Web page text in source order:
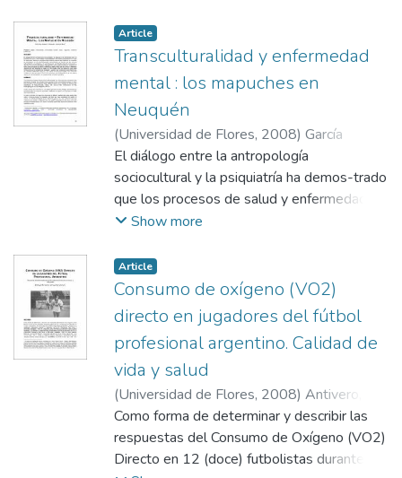
estímulos (stressores) psicológicos o
psicosociales, la exigencia debe ser
significativa para el individuo para que éste
movilice dicha respuesta.
Article
Transculturalidad y enfermedad
mental : los mapuches en
Neuquén
(Universidad de Flores, 2008) García
Vázquez, Cristina;Saal, Aaron
El diálogo entre la antropología
sociocultural y la psiquiatría ha demos-trado
que los procesos de salud y enfermedad
mental dependen del contexto sociocultural
psiquiatría hubo diversos autores que
insistieron en remarcar la importancia de la
transcultu-ralidad, reconociendo los aportes
de las ciencias antropológicas y socioló-
gicas. En esta búsqueda, este trabajo
pretende comprender y describir los
procesos etiológicos y terapéuticos que
sustenta la población mapuche en torno a
los conceptos de salud y enfermedad
mental. Para ello recurrimos a diferentes
Show more
Article
Consumo de oxígeno (VO2)
directo en jugadores del fútbol
profesional argentino. Calidad de
vida y salud
(Universidad de Flores, 2008) Antivero,
Enrique;Vargas, Ciro Javier
Como forma de determinar y describir las
respuestas del Consumo de Oxígeno (VO2)
Directo en 12 (doce) futbolistas durante la